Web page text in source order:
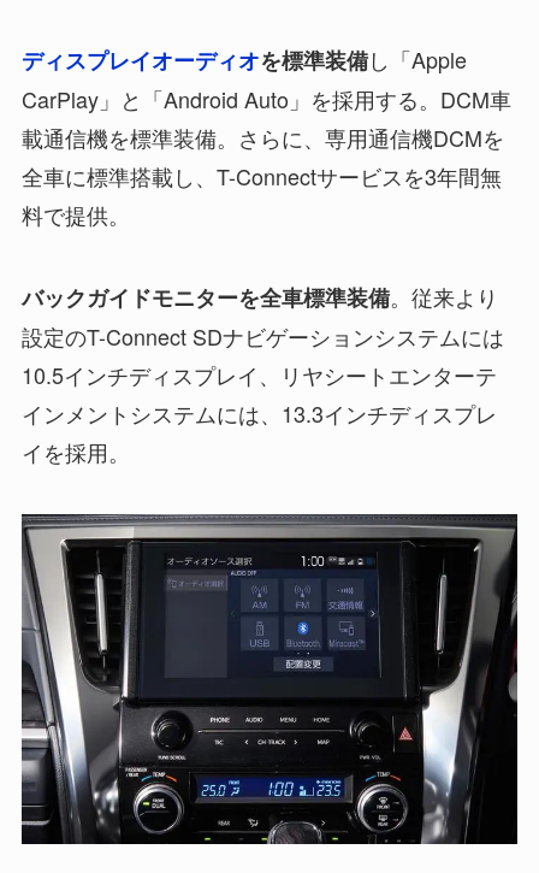
ディスプレイオーディオを標準装備し「Apple
CarPlay」と「Android Auto」を採用する。DCM車
載通信機を標準装備。さらに、専用通信機DCMを
全車に標準搭載し、T-Connectサービスを3年間無
料で提供。
バックガイドモニターを全車標準装備。従来より
設定のT-Connect SDナビゲーションシステムには
10.5インチディスプレイ、リヤシートエンターテ
インメントシステムには、13.3インチディスプレ
イを採用。